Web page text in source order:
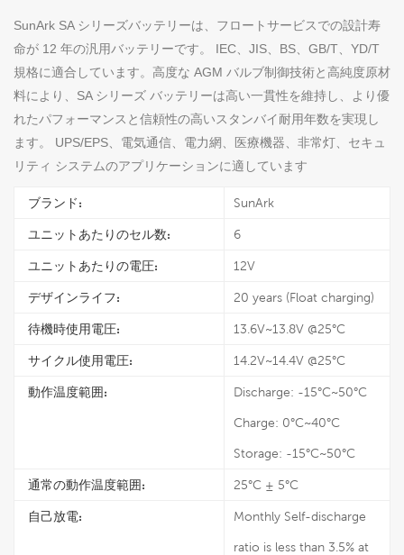
SunArk SA シリーズバッテリーは、フロートサービスでの設計寿
命が 12 年の汎用バッテリーです。 IEC、JIS、BS、GB/T、YD/T
規格に適合しています。高度な AGM バルブ制御技術と高純度原材
料により、SA シリーズ バッテリーは高い一貫性を維持し、より優
れたパフォーマンスと信頼性の高いスタンバイ耐用年数を実現し
ます。 UPS/EPS、電気通信、電力網、医療機器、非常灯、セキュ
リティ システムのアプリケーションに適しています
ブランド: SunArk
ユニットあたりのセル数: 6
ユニットあたりの電圧: 12V
デザインライフ: 20 years (Float charging)
待機時使用電圧: 13.6V~13.8V @25°C
サイクル使用電圧: 14.2V~14.4V @25°C
動作温度範囲: Discharge: -15°C~50°C
Charge: 0°C~40°C
Storage: -15°C~50°C
通常の動作温度範囲: 25°C ± 5°C
自己放電: Monthly Self-discharge
ratio is less than 3.5% at